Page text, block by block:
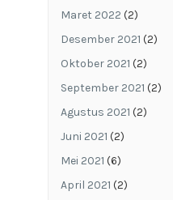
Maret 2022 (2)
Desember 2021 (2)
Oktober 2021 (2)
September 2021 (2)
Agustus 2021 (2)
Juni 2021 (2)
Mei 2021 (6)
April 2021 (2)